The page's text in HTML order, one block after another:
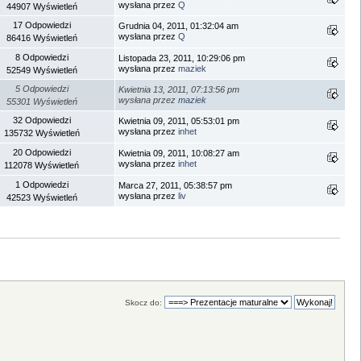
44907 Wyświetleń
wysłana przez Q
17 Odpowiedzi
86416 Wyświetleń
Grudnia 04, 2011, 01:32:04 am
wysłana przez Q
8 Odpowiedzi
52549 Wyświetleń
Listopada 23, 2011, 10:29:06 pm
wysłana przez maziek
5 Odpowiedzi
55301 Wyświetleń
Kwietnia 13, 2011, 07:13:56 pm
wysłana przez maziek
32 Odpowiedzi
135732 Wyświetleń
Kwietnia 09, 2011, 05:53:01 pm
wysłana przez inhet
20 Odpowiedzi
112078 Wyświetleń
Kwietnia 09, 2011, 10:08:27 am
wysłana przez inhet
1 Odpowiedzi
42523 Wyświetleń
Marca 27, 2011, 05:38:57 pm
wysłana przez liv
Skocz do: